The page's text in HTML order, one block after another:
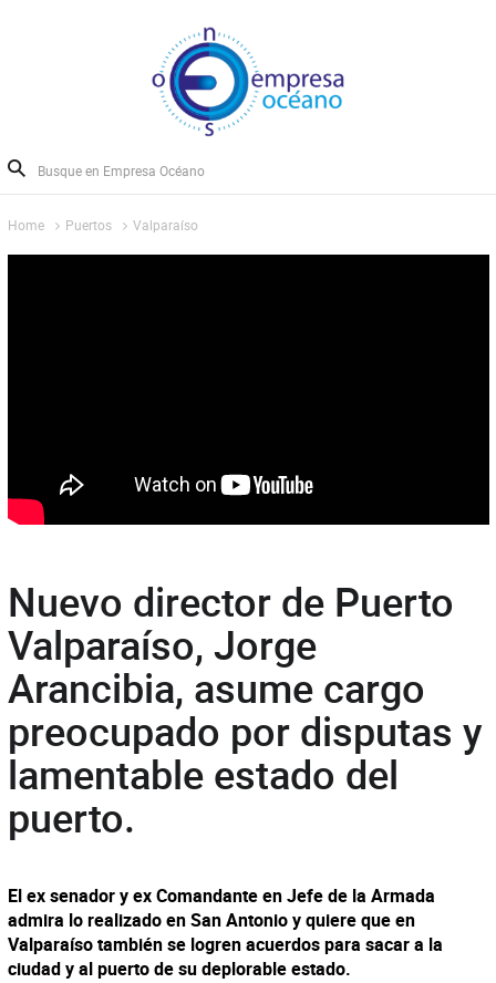
Home Puertos Valparaíso
Nuevo director de Puerto
Valparaíso, Jorge
Arancibia, asume cargo
preocupado por disputas y
lamentable estado del
puerto.
El ex senador y ex Comandante en Jefe de la Armada
admira lo realizado en San Antonio y quiere que en
Valparaíso también se logren acuerdos para sacar a la
ciudad y al puerto de su deplorable estado.